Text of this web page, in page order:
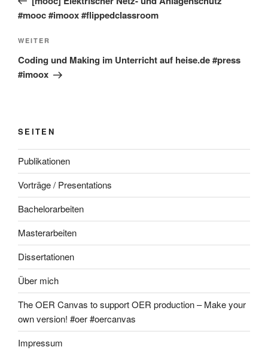
#mooc #imoox #flippedclassroom
Nächster
Beitrag
WEITER
Coding und Making im Unterricht auf heise.de #press
#imoox
SEITEN
Publikationen
Vorträge / Presentations
Bachelorarbeiten
Masterarbeiten
Dissertationen
Über mich
The OER Canvas to support OER production – Make your
own version! #oer #oercanvas
Impressum